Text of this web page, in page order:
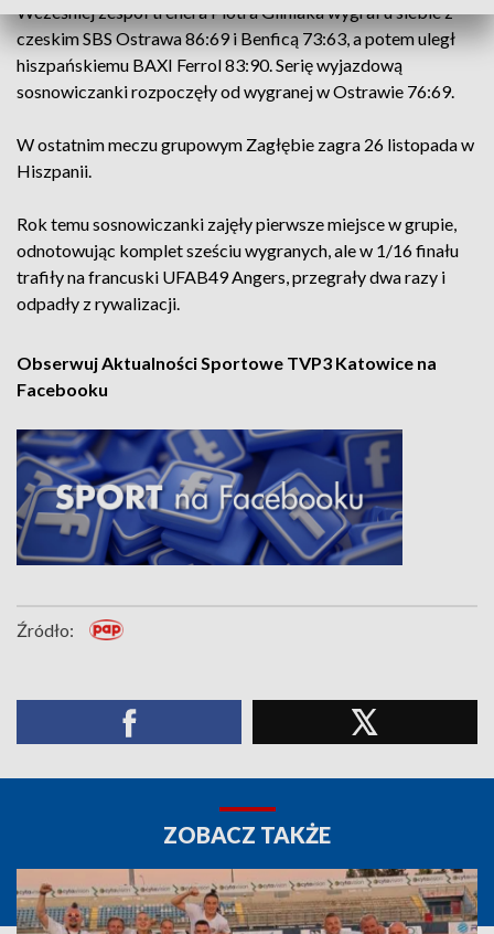
Wcześniej zespół trenera Piotra Gliniaka wygrał u siebie z
czeskim SBS Ostrawa 86:69 i Benficą 73:63, a potem uległ
hiszpańskiemu BAXI Ferrol 83:90. Serię wyjazdową
sosnowiczanki rozpoczęły od wygranej w Ostrawie 76:69.
W ostatnim meczu grupowym Zagłębie zagra 26 listopada w
Hiszpanii.
Rok temu sosnowiczanki zajęły pierwsze miejsce w grupie,
odnotowując komplet sześciu wygranych, ale w 1/16 finału
trafiły na francuski UFAB49 Angers, przegrały dwa razy i
odpadły z rywalizacji.
Obserwuj Aktualności Sportowe TVP3 Katowice na
Facebooku
Źródło:
ZOBACZ TAKŻE